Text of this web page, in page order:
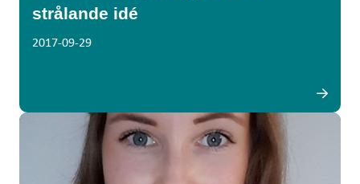
strålande idé
2017-09-29